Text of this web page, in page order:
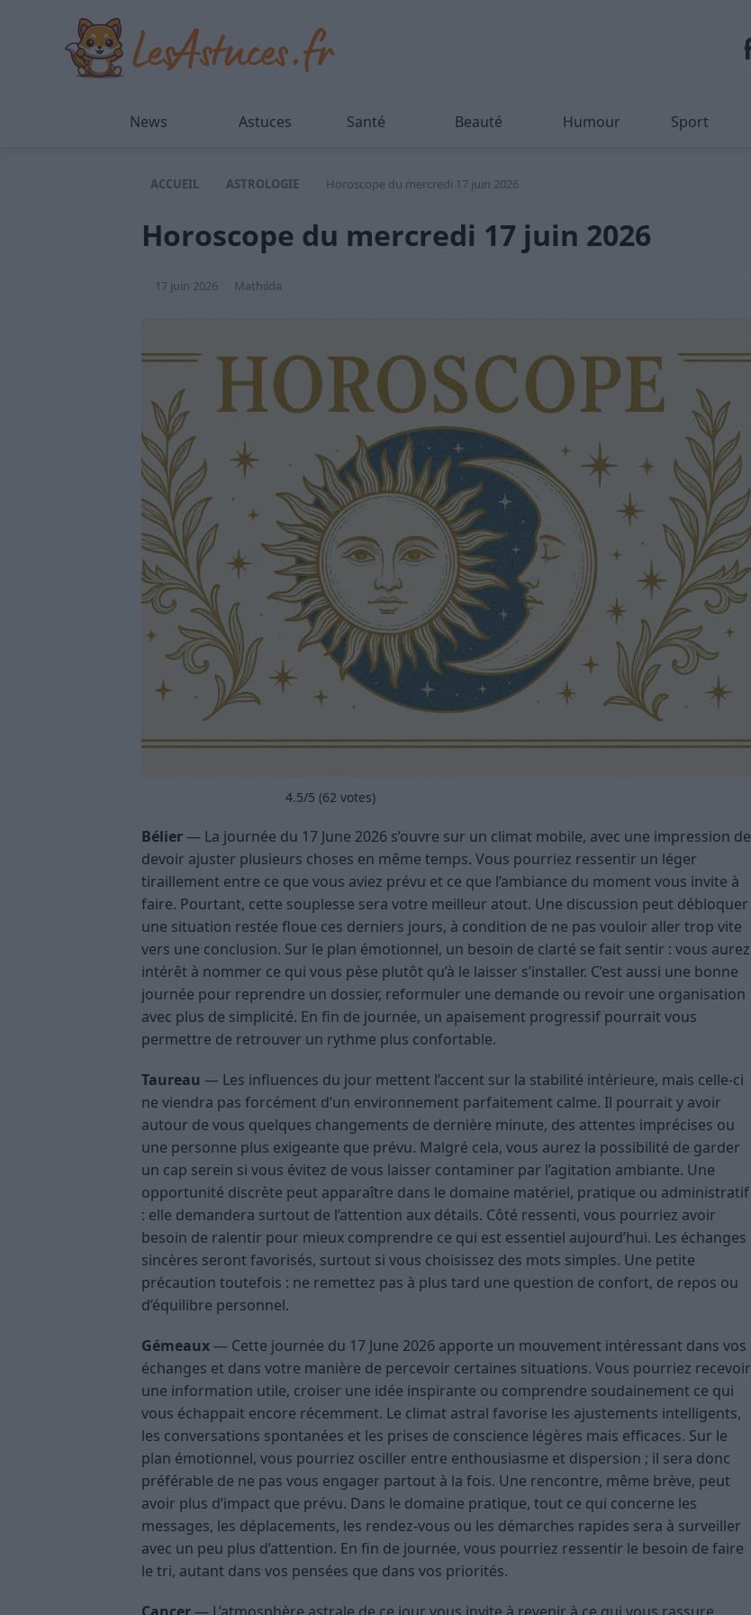
News Astuces Santé Beauté Humour Sport
ACCUEIL ASTROLOGIE Horoscope du mercredi 17 juin 2026
Horoscope du mercredi 17 juin 2026
17 juin 2026 Mathilda
4.5/5 (62 votes)
Bélier — La journée du 17 June 2026 s’ouvre sur un climat mobile, avec une impression de
devoir ajuster plusieurs choses en même temps. Vous pourriez ressentir un léger
tiraillement entre ce que vous aviez prévu et ce que l’ambiance du moment vous invite à
faire. Pourtant, cette souplesse sera votre meilleur atout. Une discussion peut débloquer
une situation restée floue ces derniers jours, à condition de ne pas vouloir aller trop vite
vers une conclusion. Sur le plan émotionnel, un besoin de clarté se fait sentir : vous aurez
intérêt à nommer ce qui vous pèse plutôt qu’à le laisser s’installer. C’est aussi une bonne
journée pour reprendre un dossier, reformuler une demande ou revoir une organisation
avec plus de simplicité. En fin de journée, un apaisement progressif pourrait vous
permettre de retrouver un rythme plus confortable.
Taureau — Les influences du jour mettent l’accent sur la stabilité intérieure, mais celle-ci
ne viendra pas forcément d’un environnement parfaitement calme. Il pourrait y avoir
autour de vous quelques changements de dernière minute, des attentes imprécises ou
une personne plus exigeante que prévu. Malgré cela, vous aurez la possibilité de garder
un cap serein si vous évitez de vous laisser contaminer par l’agitation ambiante. Une
opportunité discrète peut apparaître dans le domaine matériel, pratique ou administratif
: elle demandera surtout de l’attention aux détails. Côté ressenti, vous pourriez avoir
besoin de ralentir pour mieux comprendre ce qui est essentiel aujourd’hui. Les échanges
sincères seront favorisés, surtout si vous choisissez des mots simples. Une petite
précaution toutefois : ne remettez pas à plus tard une question de confort, de repos ou
d’équilibre personnel.
Gémeaux — Cette journée du 17 June 2026 apporte un mouvement intéressant dans vos
échanges et dans votre manière de percevoir certaines situations. Vous pourriez recevoir
une information utile, croiser une idée inspirante ou comprendre soudainement ce qui
vous échappait encore récemment. Le climat astral favorise les ajustements intelligents,
les conversations spontanées et les prises de conscience légères mais efficaces. Sur le
plan émotionnel, vous pourriez osciller entre enthousiasme et dispersion ; il sera donc
préférable de ne pas vous engager partout à la fois. Une rencontre, même brève, peut
avoir plus d’impact que prévu. Dans le domaine pratique, tout ce qui concerne les
messages, les déplacements, les rendez-vous ou les démarches rapides sera à surveiller
avec un peu plus d’attention. En fin de journée, vous pourriez ressentir le besoin de faire
le tri, autant dans vos pensées que dans vos priorités.